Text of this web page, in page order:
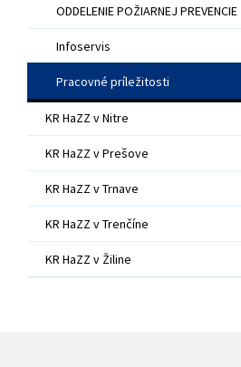
ODDELENIE POŽIARNEJ PREVENCIE
Infoservis
Pracovné príležitosti
KR HaZZ v Nitre
KR HaZZ v Prešove
KR HaZZ v Trnave
KR HaZZ v Trenčíne
KR HaZZ v Žiline